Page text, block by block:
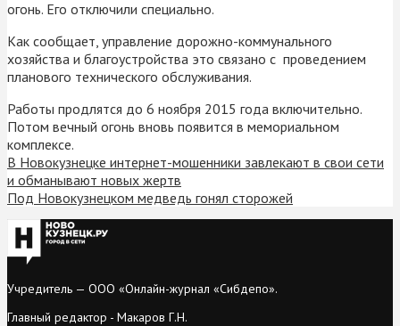
огонь. Его отключили специально.
Как сообщает, управление дорожно-коммунального
хозяйства и благоустройства это связано с проведением
планового технического обслуживания.
Работы продлятся до 6 ноября 2015 года включительно.
Потом вечный огонь вновь появится в мемориальном
комплексе.
В Новокузнецке интернет-мошенники завлекают в свои сети
и обманывают новых жертв
Под Новокузнецком медведь гонял сторожей
Учредитель — ООО «Онлайн-журнал «Сибдепо».
Главный редактор - Макаров Г.Н.